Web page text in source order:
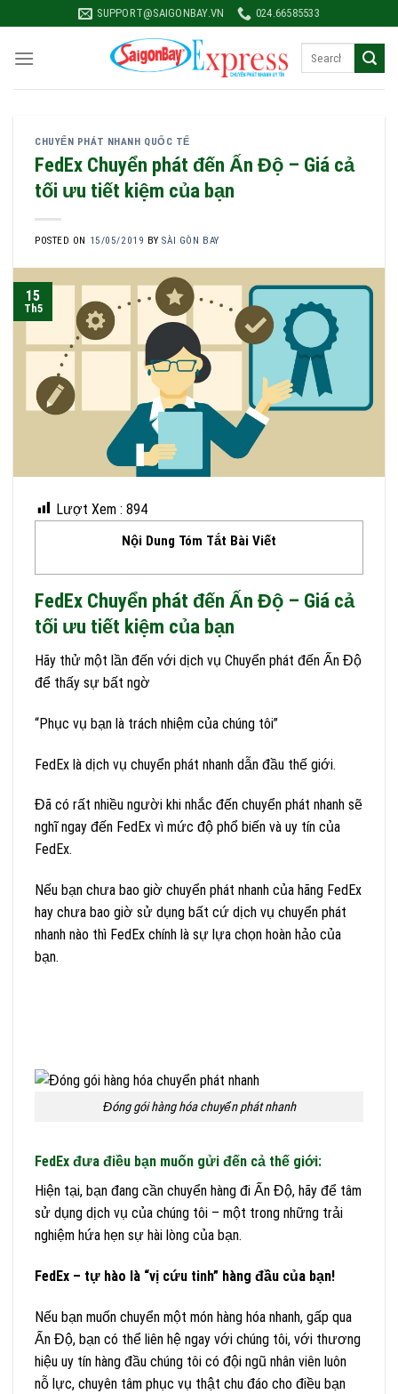
to
content
SUPPORT@SAIGONBAY.VN 024.66585533
CHUYỂN PHÁT NHANH QUỐC TẾ
FedEx Chuyển phát đến Ấn Độ – Giá cả
tối ưu tiết kiệm của bạn
POSTED ON 15/05/2019 BYSÀI GÒN BAY
15
Th5
Lượt Xem : 894
Nội Dung Tóm Tắt Bài Viết
FedEx Chuyển phát đến Ấn Độ – Giá cả
tối ưu tiết kiệm của bạn
Hãy thử một lần đến với dịch vụ Chuyển phát đến Ấn Độ
để thấy sự bất ngờ
“Phục vụ bạn là trách nhiệm của chúng tôi”
FedEx là dịch vụ chuyển phát nhanh dẫn đầu thế giới.
Đã có rất nhiều người khi nhắc đến chuyển phát nhanh sẽ
nghĩ ngay đến FedEx vì mức độ phổ biến và uy tín của
FedEx.
Nếu bạn chưa bao giờ chuyển phát nhanh của hãng FedEx
hay chưa bao giờ sử dụng bất cứ dịch vụ chuyển phát
nhanh nào thì FedEx chính là sự lựa chọn hoàn hảo của
bạn.
Đóng gói hàng hóa chuyển phát nhanh
FedEx đưa điều bạn muốn gửi đến cả thế giới:
Hiện tại, bạn đang cần chuyển hàng đi Ấn Độ, hãy để tâm
sử dụng dịch vụ của chúng tôi – một trong những trải
nghiệm hứa hẹn sự hài lòng của bạn.
FedEx – tự hào là “vị cứu tinh” hàng đầu của bạn!
Nếu bạn muốn chuyển một món hàng hóa nhanh, gấp qua
Ấn Độ, bạn có thể liên hệ ngay với chúng tôi, với thương
hiệu uy tín hàng đầu chúng tôi có đội ngũ nhân viên luôn
nỗ lực, chuyên tâm phục vụ thật chu đáo cho điều bạn